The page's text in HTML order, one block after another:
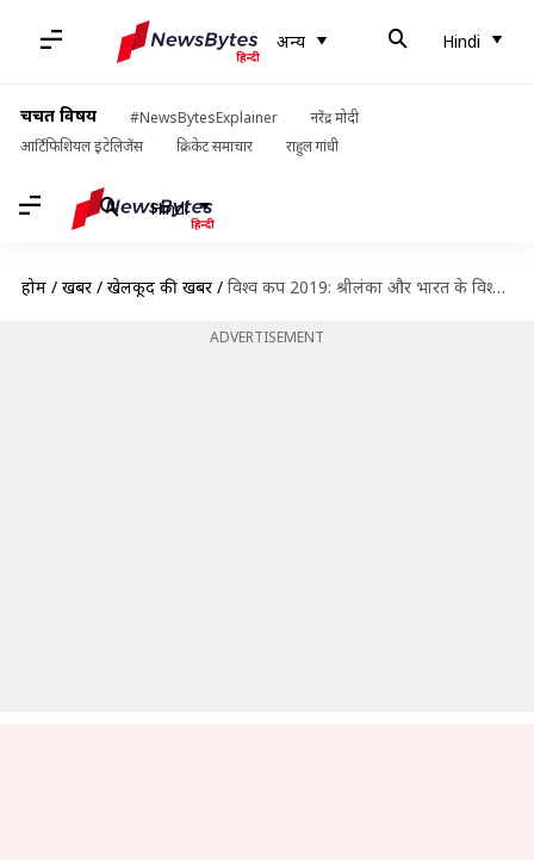
अन्य Hindi
चर्चित विषय #NewsBytesExplainer
नरेंद्र मोदी
आर्टिफिशियल इंटेलिजेंस
क्रिकेट समाचार राहुल गांधी
Hindi
होम / खबरें / खेलकूद की खबरें / विश्व कप 2019: श्रीलंका और भारत के विश्व कप के आंकड़े और पिच रिपोर्ट
ADVERTISEMENT